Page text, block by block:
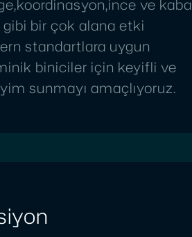
ve kaba
bir çok alana etki
standartlara uygun
biniciler için keyifli ve
sunmayı amaçlıyoruz.